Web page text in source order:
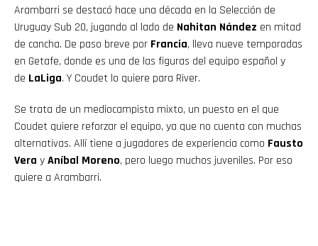
Arambarri se destacó hace una década en la Selección de
Uruguay Sub 20, jugando al lado de Nahitan Nández en mitad
de cancha. De paso breve por Francia, lleva nueve temporadas
en Getafe, donde es una de las figuras del equipo español y
de LaLiga. Y Coudet lo quiere para River.
Se trata de un mediocampista mixto, un puesto en el que
Coudet quiere reforzar el equipo, ya que no cuenta con muchas
alternativas. Allí tiene a jugadores de experiencia como Fausto
Vera yAníbal Moreno, pero luego muchos juveniles. Por eso
quiere a Arambarri.